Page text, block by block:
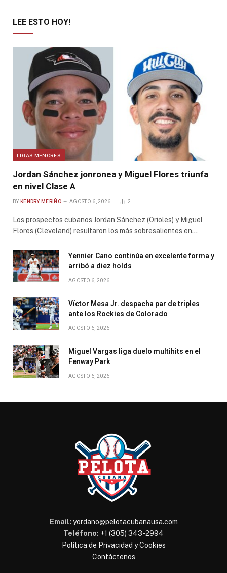
LEE ESTO HOY!
LIGAS MENORES
Jordan Sánchez jonronea y Miguel Flores triunfa
en nivel Clase A
BY KENDRY MERIÑO AGOSTO 6, 2026 2
Los prospectos cubanos Jordan Sánchez (Orioles) y Miguel
Flores (Cleveland) resultaron los más sobresalientes en…
Yennier Cano continúa en excelente forma y
arribó a diez holds
AGOSTO 6, 2026
Víctor Mesa Jr. despacha par de triples
ante los Rockies de Colorado
AGOSTO 6, 2026
Miguel Vargas liga duelo multihits en el
Fenway Park
AGOSTO 6, 2026
Email: yordano@pelotacubanausa.com
Teléfono: +1 (305) 343-2994
Política de Privacidad y Cookies
Contáctenos